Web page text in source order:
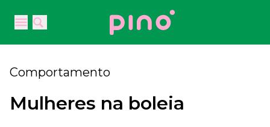
Open main menu
Open main menu
Your Company
Comportamento
Mulheres na boleia